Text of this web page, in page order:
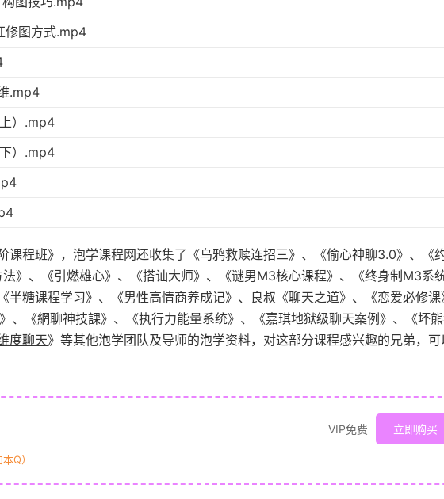
修图方式.mp4
.mp4
）.mp4
）.mp4
课程班》，泡学课程网还收集了《乌鸦救赎连招三》、《偷心神聊3.0》、《
》、《引燃雄心》、《搭讪大师》、《谜男M3核心课程》、《终身制M3系
半糖课程学习》、《男性高情商养成记》、良叔《聊天之道》、《恋爱必修课
、《網聊神技課》、《执行力能量系统》、《嘉琪地狱级聊天案例》、《坏
度聊天》等其他泡学团队及导师的泡学资料，对这部分课程感兴趣的兄弟，可
VIP免费 立即购买
Q）